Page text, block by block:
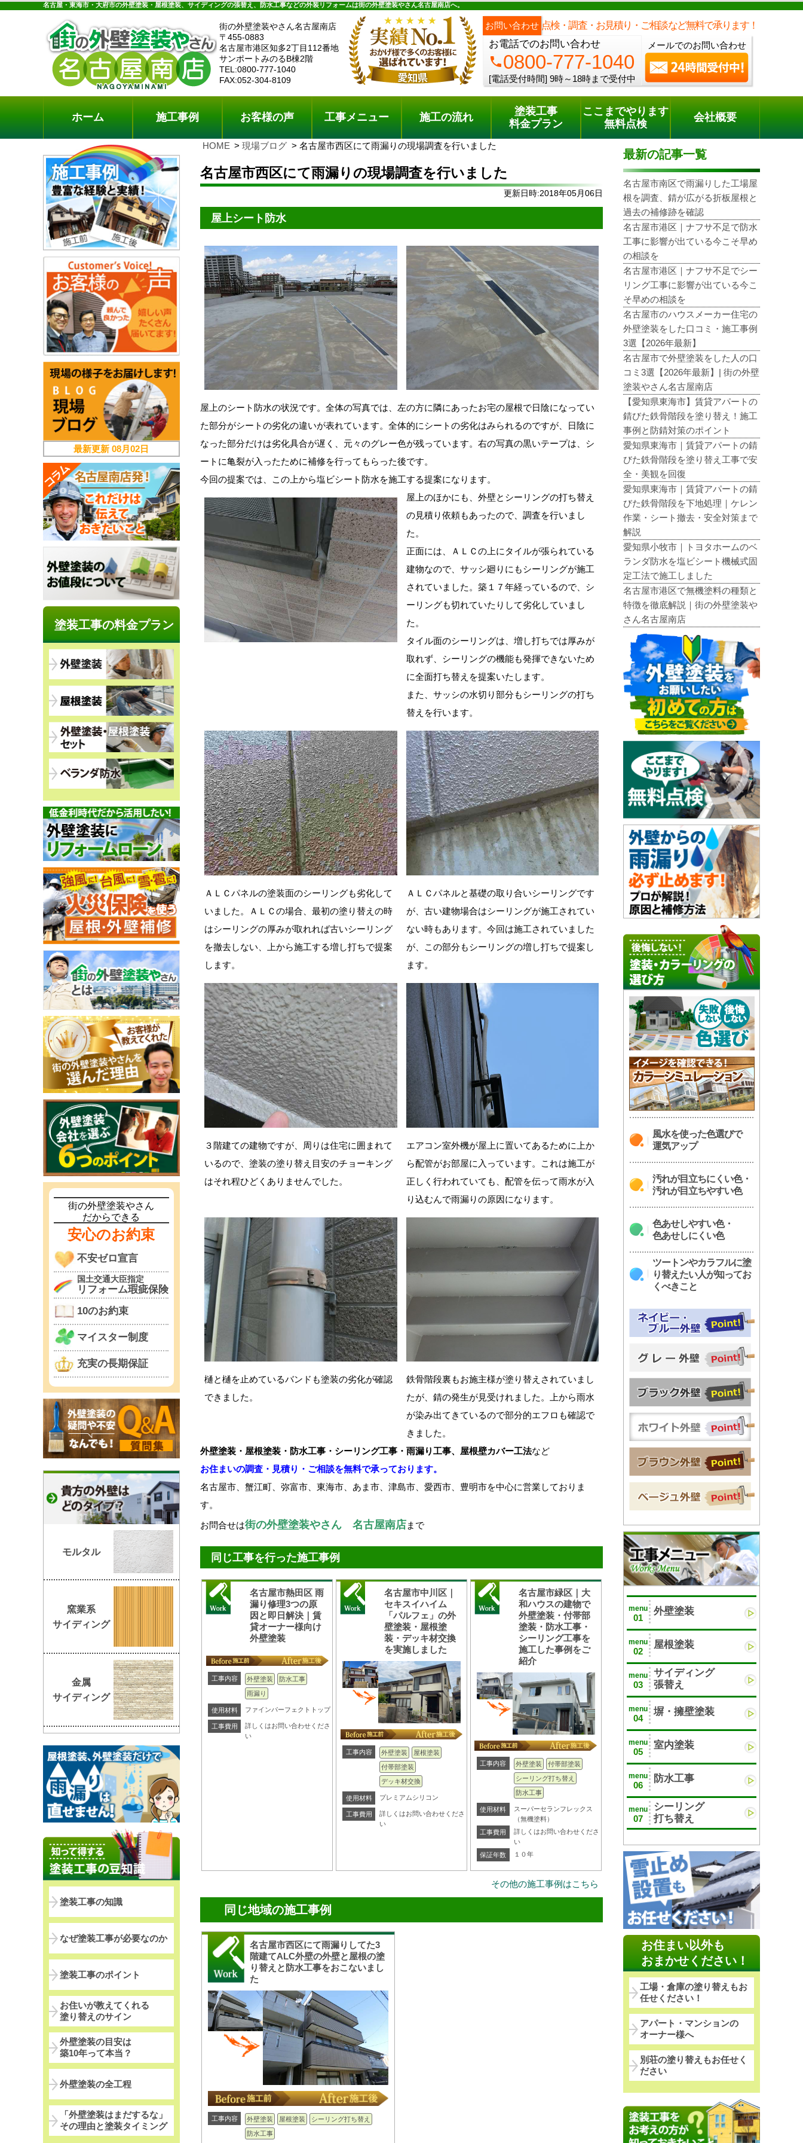
名古屋・東海市・大府市の外壁塗装・屋根塗装、サイディングの張替え、防水工事などの外装リフォームは街の外壁塗装やさん名古屋南店へ。
街の外壁塗装やさん名古屋南店
〒455-0883
名古屋市港区知多2丁目112番地
サンポートみのるB棟2階
TEL:0800-777-1040
FAX:052-304-8109
お問い合わせ 点検・調査・お見積り・ご相談など無料で承ります！
お電話でのお問い合わせ
phone0800-777-1040
[電話受付時間] 9時～18時まで受付中
メールでのお問い合わせ
料金プラン 無料点検
電話でのご相談 [9時～18時まで受付中]
phone0800-777-1040
ホーム 施工事例 お客様の声 工事メニュー 施工の流れ
塗装工事
料金プラン
ここまでやります
無料点検
会社概要
HOME 現場ブログ 名古屋市西区にて雨漏りの現場調査を行いました
名古屋市西区にて雨漏りの現場調査を行いました
更新日時:2018年05月06日
屋上シート防水
屋上のシート防水の状況です。全体の写真では、左の方に隣にあったお宅の屋根で日陰になってい
た部分がシートの劣化の違いが表れています。全体的にシートの劣化はみられるのですが、日陰に
なった部分だけは劣化具合が遅く、元々のグレー色が残っています。右の写真の黒いテープは、シ
ートに亀裂が入ったために補修を行ってもらった後です。
今回の提案では、この上から塩ビシート防水を施工する提案になります。
屋上のほかにも、外壁とシーリングの打ち替え
の見積り依頼もあったので、調査を行いまし
た。
正面には、ＡＬＣの上にタイルが張られている
建物なので、サッシ廻りにもシーリングが施工
されていました。築１７年経っているので、シ
ーリングも切れていたりして劣化していまし
た。
タイル面のシーリングは、増し打ちでは厚みが
取れず、シーリングの機能も発揮できないため
に全面打ち替えを提案いたします。
また、サッシの水切り部分もシーリングの打ち
替えを行います。
ＡＬＣパネルの塗装面のシーリングも劣化して
いました。ＡＬＣの場合、最初の塗り替えの時
はシーリングの厚みが取れれば古いシーリング
を撤去しない、上から施工する増し打ちで提案
します。
ＡＬＣパネルと基礎の取り合いシーリングです
が、古い建物場合はシーリングが施工されてい
ない時もあります。今回は施工されていました
が、この部分もシーリングの増し打ちで提案し
ます。
３階建ての建物ですが、周りは住宅に囲まれて
いるので、塗装の塗り替え目安のチョーキング
はそれ程ひどくありませんでした。
エアコン室外機が屋上に置いてあるために上か
ら配管がお部屋に入っています。これは施工が
正しく行われていても、配管を伝って雨水が入
り込むんで雨漏りの原因になります。
樋と樋を止めているバンドも塗装の劣化が確認
できました。
鉄骨階段裏もお施主様が塗り替えされていまし
たが、錆の発生が見受けれました。上から雨水
が染み出てきているので部分的エフロも確認で
きました。
外壁塗装・屋根塗装・防水工事・シーリング工事・雨漏り工事、屋根壁カバー工法など
お住まいの調査・見積り・ご相談を無料で承っております。
名古屋市、蟹江町、弥富市、東海市、あま市、津島市、愛西市、豊明市を中心に営業しておりま
す。
お問合せは街の外壁塗装やさん 名古屋南店まで
同じ工事を行った施工事例
名古屋市熱田区 雨
漏り修理3つの原
因と即日解決｜賃
貸オーナー様向け
外壁塗装
工事内容 外壁塗装
防水工事
雨漏り
使用材料 ファインパーフェクトトップ
工事費用
詳しくはお問い合わせくださ
い
名古屋市中川区｜
セキスイハイム
「パルフェ」の外
壁塗装・屋根塗
装・デッキ材交換
を実施しました
工事内容 外壁塗装
屋根塗装
付帯部塗装
デッキ材交換
使用材料 プレミアムシリコン
工事費用
詳しくはお問い合わせくださ
い
名古屋市緑区｜大
和ハウスの建物で
外壁塗装・付帯部
塗装・防水工事・
シーリング工事を
施工した事例をご
紹介
工事内容 外壁塗装
付帯部塗装
シーリング打ち替え
防水工事
使用材料
スーパーセランフレックス
（無機塗料）
工事費用
詳しくはお問い合わせくださ
い
保証年数
１０年
その他の施工事例はこちら
同じ地域の施工事例
名古屋市西区にて雨漏りしてた3
階建てALC外壁の外壁と屋根の塗
り替えと防水工事をおこないまし
た
工事内容 外壁塗装 屋根塗装
シーリング打ち替え
防水工事
最新の記事一覧
名古屋市南区で雨漏りした工場屋
根を調査、錆が広がる折板屋根と
過去の補修跡を確認
名古屋市港区｜ナフサ不足で防水
工事に影響が出ている今こそ早め
の相談を
名古屋市港区｜ナフサ不足でシー
リング工事に影響が出ている今こ
そ早めの相談を
名古屋市のハウスメーカー住宅の
外壁塗装をした口コミ・施工事例
3選【2026年最新】
名古屋市で外壁塗装をした人の口
コミ3選【2026年最新】| 街の外壁
塗装やさん名古屋南店
【愛知県東海市】賃貸アパートの
錆びた鉄骨階段を塗り替え！施工
事例と防錆対策のポイント
愛知県東海市｜賃貸アパートの錆
びた鉄骨階段を塗り替え工事で安
全・美観を回復
愛知県東海市｜賃貸アパートの錆
びた鉄骨階段を下地処理｜ケレン
作業・シート撤去・安全対策まで
解説
愛知県小牧市｜トヨタホームのベ
ランダ防水を塩ビシート機械式固
定工法で施工しました
名古屋市港区で無機塗料の種類と
特徴を徹底解説｜街の外壁塗装や
さん名古屋南店
風水を使った色選びで
運気アップ
汚れが目立ちにくい色・
汚れが目立ちやすい色
色あせしやすい色・
色あせしにくい色
ツートンやカラフルに塗
り替えたい人が知ってお
くべきこと
menu
01
外壁塗装
menu
02
屋根塗装
menu
03
サイディング
張替え
menu
04
塀・擁壁塗装
menu
05
室内塗装
menu
06
防水工事
menu
07
シーリング
打ち替え
お住まい以外も
おまかせください！
工場・倉庫の塗り替えもお
任せください！
アパート・マンションの
オーナー様へ
別荘の塗り替えもお任せく
ださい
最新更新08月02日
塗装工事の料金プラン
街の外壁塗装やさん
だからできる
安心のお約束
不安ゼロ宣言
国土交通大臣指定
リフォーム瑕疵保険
10のお約束
マイスター制度
充実の長期保証
モルタル
窯業系
サイディング
金属
サイディング
塗装工事の知識
なぜ塗装工事が必要なのか
塗装工事のポイント
お住いが教えてくれる
塗り替えのサイン
外壁塗装の目安は
築10年って本当？
外壁塗装の全工程
「外壁塗装はまだするな」
その理由と塗装タイミング